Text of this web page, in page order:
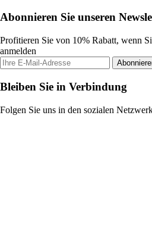
Abonnieren Sie unseren
Profitieren Sie von 10% Rabatt, wenn
anmelden
Bleiben Sie in Verbindung
Folgen Sie uns in den sozialen